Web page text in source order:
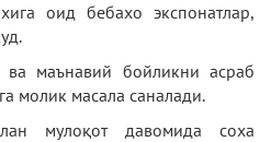
оид бебахо экспонатлар,
маънавий бойликни асраб
молик масала саналади.
мулоқот давомида соха